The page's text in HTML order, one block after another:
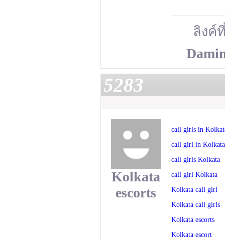
ลิงค์
5283
Kolkata
escorts
call girls in
call girl in Kolkata
call girls Kolkata
call girl Kolkata
Kolkata call girl
Kolkata call girls
Kolkata escorts
Kolkata escort